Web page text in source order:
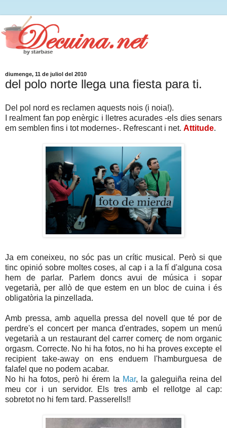
diumenge, 11 de juliol del 2010
del polo norte llega una fiesta para ti.
Del pol nord es reclamen aquests nois (i noia!).
I realment fan pop enèrgic i lletres acurades -els dies senars
em semblen fins i tot modernes-. Refrescant i net. Attitude.
Ja em coneixeu, no sóc pas un crític musical. Però si que
tinc opinió sobre moltes coses, al cap i a la fí d'alguna cosa
hem de parlar. Parlem doncs avui de música i sopar
vegetarià, per allò de que estem en un bloc de cuina i és
obligatòria la pinzellada.
Amb pressa, amb aquella pressa del novell que té por de
perdre's el concert per manca d'entrades, sopem un menú
vegetarià a un restaurant del carrer comerç de nom organic
orgasm. Correcte. No hi ha fotos, no hi ha proves excepte el
recipient take-away on ens enduem l'hamburguesa de
falafel que no podem acabar.
No hi ha fotos, però hi érem la Mar, la galeguiña reina del
meu cor i un servidor. Els tres amb el rellotge al cap:
sobretot no hi fem tard. Passerells!!